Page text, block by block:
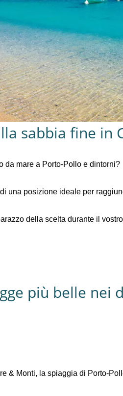
sabbia fine in
da mare a Porto-Pollo e dintorni?
una posizione ideale per
della scelta durante il
più belle nei
& Monti, la spiaggia di Porto-